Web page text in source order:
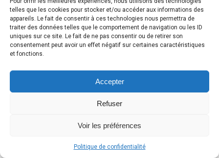
telles que les cookies pour stocker et/ou accéder aux informations des
appareils. Le fait de consentir à ces technologies nous permettra de
traiter des données telles que le comportement de navigation ou les ID
uniques sur ce site. Le fait de ne pas consentir ou de retirer son
consentement peut avoir un effet négatif sur certaines caractéristiques
et fonctions.
Accepter
Refuser
Voir les préférences
Politique de confidentialité
Nom*
E-mail
Ce site utilise Akismet pour réduire les indésirables.
commentaires sont traitées.